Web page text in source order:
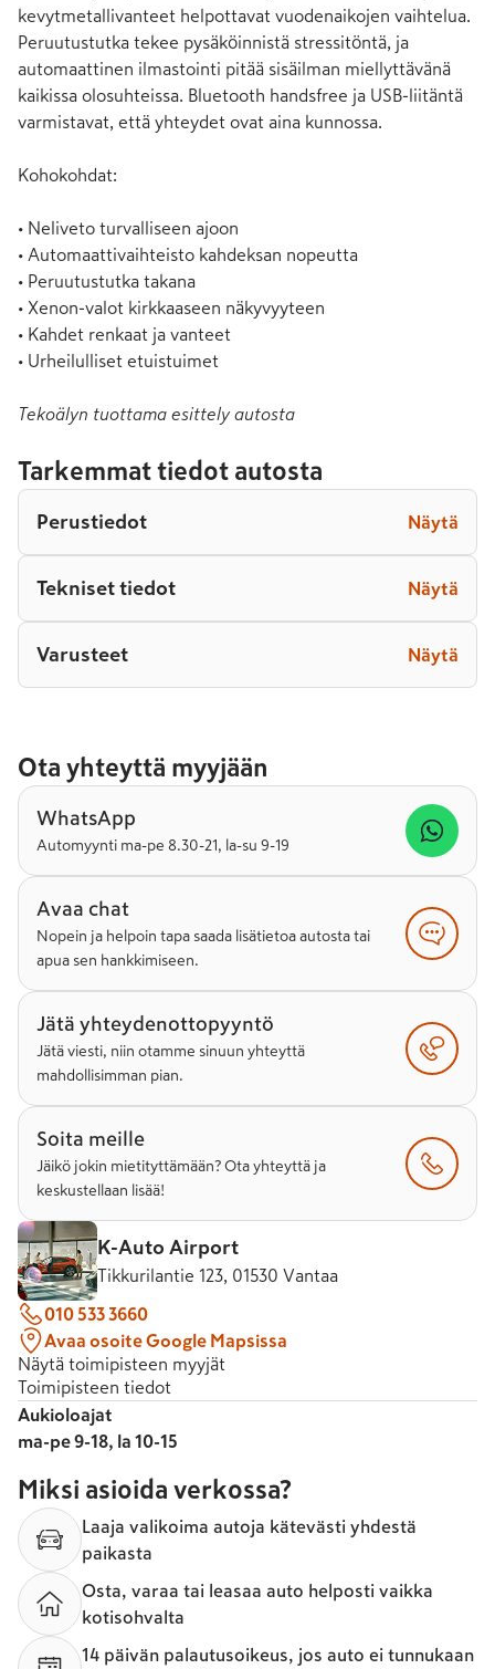
kevytmetallivanteet helpottavat vuodenaikojen vaihtelua.
Peruutustutka tekee pysäköinnistä stressitöntä, ja
automaattinen ilmastointi pitää sisäilman miellyttävänä
kaikissa olosuhteissa. Bluetooth handsfree ja USB-liitäntä
varmistavat, että yhteydet ovat aina kunnossa.
Kohokohdat:
• Neliveto turvalliseen ajoon
• Automaattivaihteisto kahdeksan nopeutta
• Peruutustutka takana
• Xenon-valot kirkkaaseen näkyvyyteen
• Kahdet renkaat ja vanteet
• Urheilulliset etuistuimet
Tekoälyn tuottama esittely autosta
Tarkemmat tiedot autosta
Perustiedot Näytä
Tekniset tiedot Näytä
Varusteet Näytä
Ota yhteyttä myyjään
WhatsApp
Automyynti ma-pe 8.30-21, la-su 9-19
Avaa chat
Nopein ja helpoin tapa saada lisätietoa autosta tai
apua sen hankkimiseen.
Jätä yhteydenottopyyntö
Jätä viesti, niin otamme sinuun yhteyttä
mahdollisimman pian.
Soita meille
Jäikö jokin mietityttämään? Ota yhteyttä ja
keskustellaan lisää!
K-Auto Airport
Tikkurilantie 123, 01530 Vantaa
010 533 3660
Avaa osoite Google Mapsissa
Näytä toimipisteen myyjät
Toimipisteen tiedot
Aukioloajat
ma-pe 9-18, la 10-15
Miksi asioida verkossa?
Laaja valikoima autoja kätevästi yhdestä
paikasta
Osta, varaa tai leasaa auto helposti vaikka
kotisohvalta
14 päivän palautusoikeus, jos auto ei tunnukaan